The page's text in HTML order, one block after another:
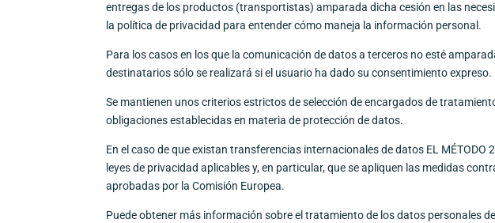
entregas de los productos (transportistas) amparada dicha cesión en las
la política de privacidad para entender cómo maneja la información personal.
Para los casos en los que la comunicación de datos a terceros no esté
destinatarios sólo se realizará si el usuario ha dado su consentimiento expreso.
Se mantienen unos criterios estrictos de selección de encargados de
obligaciones establecidas en materia de protección de datos.
En el caso de que existan transferencias internacionales de datos EL
leyes de privacidad aplicables y, en particular, que se apliquen las medidas
aprobadas por la Comisión Europea.
Puede obtener más información sobre el tratamiento de los datos personales